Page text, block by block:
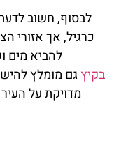
לבסוף, חשוב
כרגיל, אך אזורי
להביא מים
בקיץגם מומלץ
מדויקת על